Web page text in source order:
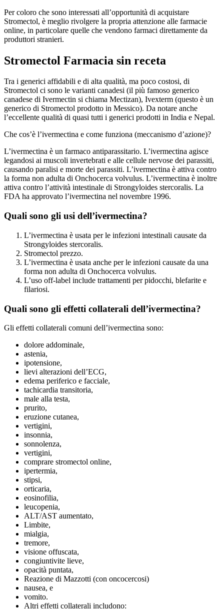
Per coloro che sono interessati all’opportunità di acquistare
Stromectol, è meglio rivolgere la propria attenzione alle farmacie
online, in particolare quelle che vendono farmaci direttamente da
produttori stranieri.
Stromectol Farmacia sin receta
Tra i generici affidabili e di alta qualità, ma poco costosi, di
Stromectol ci sono le varianti canadesi (il più famoso generico
canadese di Ivermectin si chiama Mectizan), Ivexterm (questo è un
generico di Stromectol prodotto in Messico). Da notare anche
l’eccellente qualità di quasi tutti i generici prodotti in India e Nepal.
Che cos’è l’ivermectina e come funziona (meccanismo d’azione)?
L’ivermectina è un farmaco antiparassitario. L’ivermectina agisce
legandosi ai muscoli invertebrati e alle cellule nervose dei parassiti,
causando paralisi e morte dei parassiti. L’ivermectina è attiva contro
la forma non adulta di Onchocerca volvulus. L’ivermectina è inoltre
attiva contro l’attività intestinale di Strongyloides stercoralis. La
FDA ha approvato l’ivermectina nel novembre 1996.
Quali sono gli usi dell’ivermectina?
L’ivermectina è usata per le infezioni intestinali causate da
Strongyloides stercoralis.
Stromectol prezzo.
L’ivermectina è usata anche per le infezioni causate da una
forma non adulta di Onchocerca volvulus.
L’uso off-label include trattamenti per pidocchi, blefarite e
filariosi.
Quali sono gli effetti collaterali dell’ivermectina?
Gli effetti collaterali comuni dell’ivermectina sono:
dolore addominale,
astenia,
ipotensione,
lievi alterazioni dell’ECG,
edema periferico e facciale,
tachicardia transitoria,
male alla testa,
prurito,
eruzione cutanea,
vertigini,
insonnia,
sonnolenza,
vertigini,
comprare stromectol online,
ipertermia,
stipsi,
orticaria,
eosinofilia,
leucopenia,
ALT/AST aumentato,
Limbite,
mialgia,
tremore,
visione offuscata,
congiuntivite lieve,
opacità puntata,
Reazione di Mazzotti (con oncocercosi)
nausea, e
vomito.
Altri effetti collaterali includono: